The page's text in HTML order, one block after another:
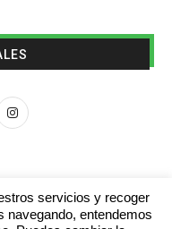
servicios y recoger
navegando, entendemos